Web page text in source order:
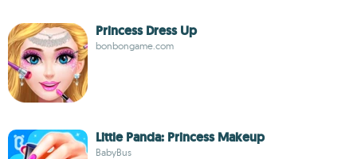
Princess Dress Up
bonbongame.com
Little Panda: Princess Makeup
BabyBus